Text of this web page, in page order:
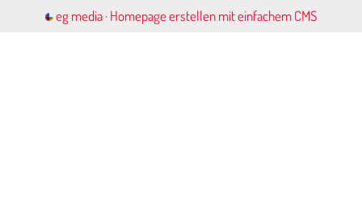
eg media·Homepage erstellen mit einfachem CMS